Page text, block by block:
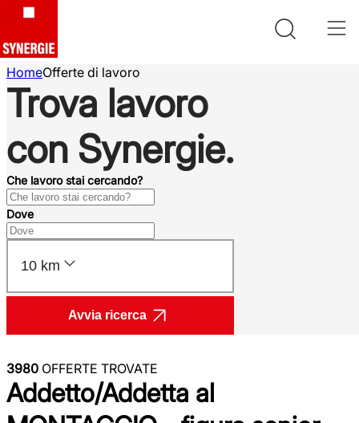
HomeOfferte di lavoro
Trova lavoro
con Synergie.
Che lavoro stai cercando?
Dove
10 km
Avvia ricerca
3980 OFFERTE TROVATE
Addetto/Addetta al